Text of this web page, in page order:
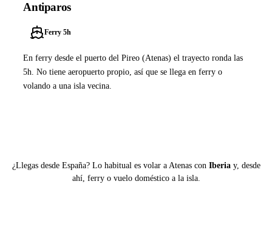
Antiparos
Ferry 5h
En ferry desde el puerto del Pireo (Atenas) el trayecto ronda las
5h. No tiene aeropuerto propio, así que se llega en ferry o
volando a una isla vecina.
¿Llegas desde España? Lo habitual es volar a Atenas con Iberiay, desde
ahí, ferry o vuelo doméstico a la isla.